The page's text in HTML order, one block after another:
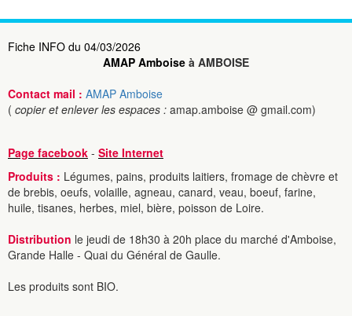
Fiche INFO du 04/03/2026
AMAP Amboise à AMBOISE
Contact mail : AMAP Amboise
( copier et enlever les espaces : amap.amboise @ gmail.com)
Page facebook - Site Internet
Produits : Légumes, pains, produits laitiers, fromage de chèvre et
de brebis, oeufs, volaille, agneau, canard, veau, boeuf, farine,
huile, tisanes, herbes, miel, bière, poisson de Loire.
Distribution le jeudi de 18h30 à 20h place du marché d'Amboise,
Grande Halle - Quai du Général de Gaulle.
Les produits sont BIO.